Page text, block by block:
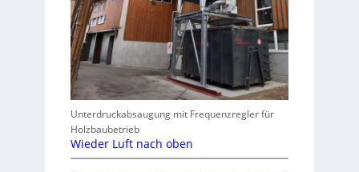
Unterdruckabsaugung mit Frequenzregler für
Holzbaubetrieb
Wieder Luft nach oben